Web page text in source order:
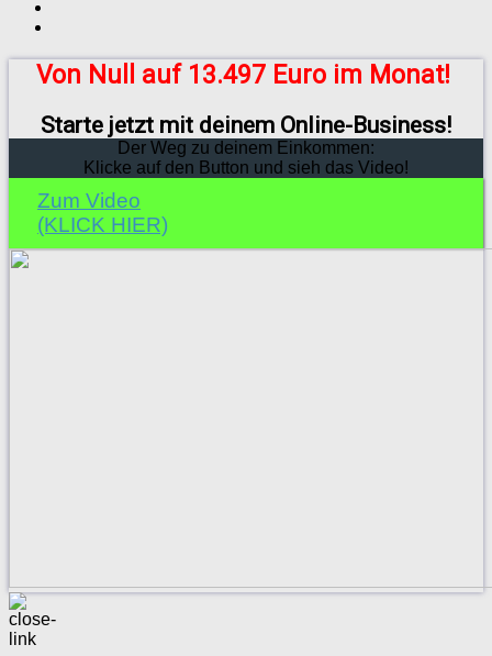
Von Null auf 13.497 Euro im Monat!
Starte jetzt mit deinem Online-Business!
Der Weg zu deinem Einkommen:
Klicke auf den Button und sieh das Video!
Zum Video
(KLICK HIER)